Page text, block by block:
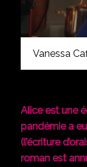
Vanessa
Alice est une
pandémie a
(l’écriture
roman est